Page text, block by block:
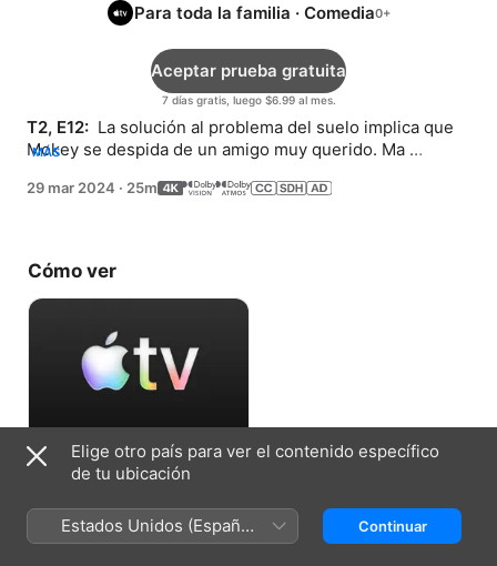
Para toda la familia · Comedia
7 días gratis, luego $6.99 al mes.
Aceptar prueba gratuita
T2, E12: La solución al problema del suelo implica que
Mokey se despida de un amigo muy querido. Ma
MÁS
29 mar 2024 · 25m
Cómo ver
Aceptar prueba gratuita
7 días gratis, luego $6.99 al mes.
Elige otro país para ver el contenido específico
de tu ubicación
Estados Unidos (Español
México)
Continuar